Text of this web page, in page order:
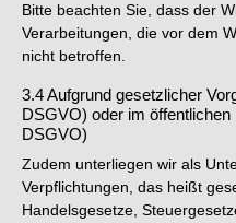
Bitte beachten Sie, dass der
Verarbeitungen, die vor dem
nicht betroffen.
3.4 Aufgrund gesetzlicher
DSGVO) oder im
DSGVO)
Zudem unterliegen wir als
Verpflichtungen, das heißt
Handelsgesetze,